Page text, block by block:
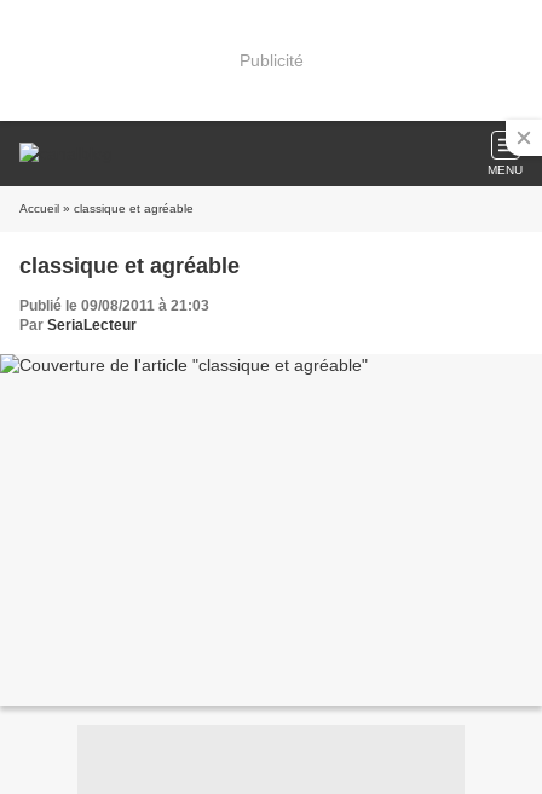
Publicité
MENU
Accueil » classique et agréable
classique et agréable
Publié le 09/08/2011 à 21:03
Par SeriaLecteur